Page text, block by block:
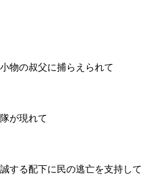
物の叔父に捕らえられて
が現れて
する配下に民の逃亡を支持して